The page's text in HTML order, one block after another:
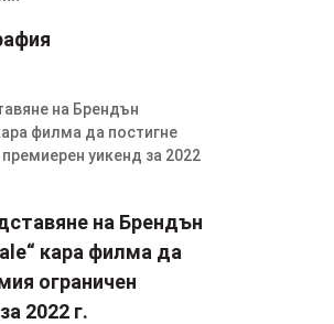
на Брендън
кара филма да
ограничен
2022 г.